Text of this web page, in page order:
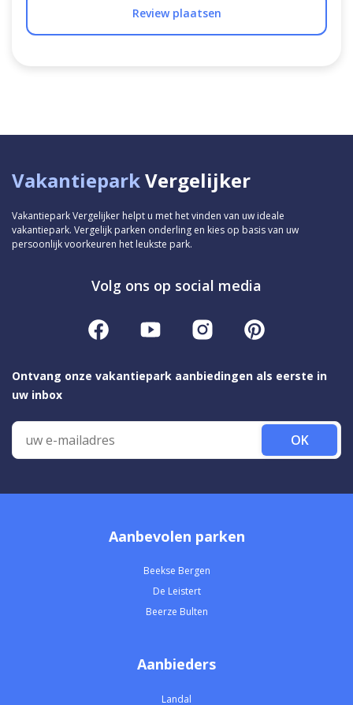
Review plaatsen
VakantieparkVergelijker
Vakantiepark Vergelijker helpt u met het vinden van uw ideale
vakantiepark. Vergelijk parken onderling en kies op basis van uw
persoonlijk voorkeuren het leukste park.
Volg ons op social media
Ontvang onze vakantiepark aanbiedingen als eerste in
uw inbox
OK
Aanbevolen parken
Beekse Bergen
De Leistert
Beerze Bulten
Aanbieders
Landal